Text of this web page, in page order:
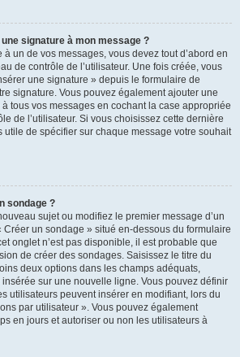
signature à mon message ?
un de vos messages, vous devez tout d’abord en
de contrôle de l’utilisateur. Une fois créée, vous
une signature » depuis le formulaire de
signature. Vous pouvez également ajouter une
tous vos messages en cochant la case appropriée
de l’utilisateur. Si vous choisissez cette dernière
utile de spécifier sur chaque message votre souhait
sondage ?
sujet ou modifiez le premier message d’un
Créer un sondage » situé en-dessous du formulaire
onglet n’est pas disponible, il est probable que
de créer des sondages. Saisissez le titre du
deux options dans les champs adéquats,
sur une nouvelle ligne. Vous pouvez définir
utilisateurs peuvent insérer en modifiant, lors du
par utilisateur ». Vous pouvez également
en jours et autoriser ou non les utilisateurs à